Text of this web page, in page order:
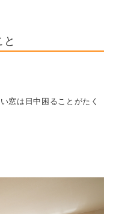
窓は日中困ることがたく